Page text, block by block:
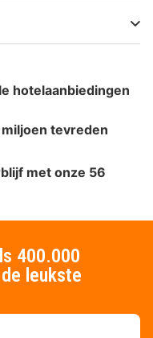
hotelaanbiedingen
tevreden
met onze 56
400.000
leukste